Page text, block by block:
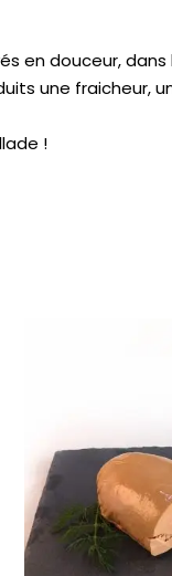
en douceur,
une fraicheur,
!